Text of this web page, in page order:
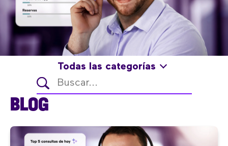
Todas las categorías
BLOG